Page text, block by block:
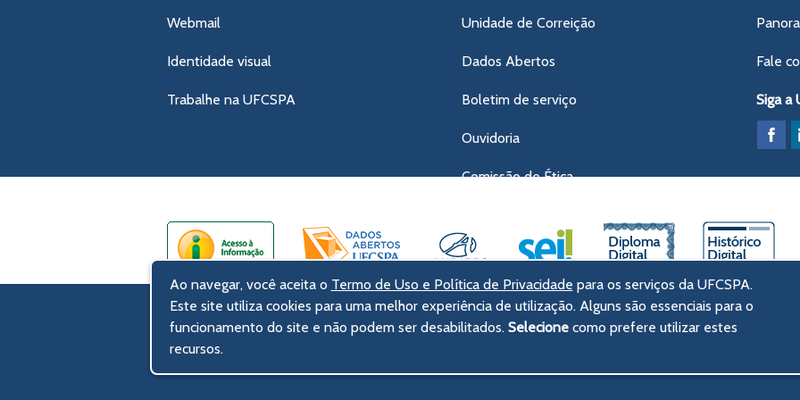
Webmail
Identidade visual
Trabalhe na UFCSPA
Unidade de Correição
Dados Abertos
Boletim de serviço
Ouvidoria
Comissão de Ética
Fale
Siga a
UFCSPA – Universidade Federal de Ciências da Saúde de Porto Alegre
Rua Sarmento Leite, 245 - Centro Histórico
Ao navegar, você aceita o Termo de Uso e Política de Privacidade para os serviços da UFCSPA.
Este site utiliza cookies para uma melhor experiência de utilização. Alguns são essenciais para o
funcionamento do site e não podem ser desabilitados. Selecione como prefere utilizar estes
recursos.